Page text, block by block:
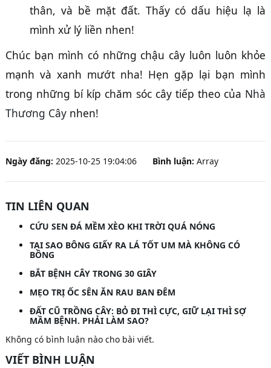
thân, và bề mặt đất. Thấy có dấu hiệu lạ là
mình xử lý liền nhen!
Chúc bạn mình có những chậu cây luôn luôn khỏe
mạnh và xanh mướt nha! Hẹn gặp lại bạn mình
trong những bí kíp chăm sóc cây tiếp theo của Nhà
Thương Cây nhen!
Ngày đăng: 2025-10-25 19:04:06 Bình luận: Array
TIN LIÊN QUAN
CỨU SEN ĐÁ MỀM XÈO KHI TRỜI QUÁ NÓNG
TẠI SAO BÔNG GIẤY RA LÁ TỐT UM MÀ KHÔNG CÓ
BÔNG
BẮT BỆNH CÂY TRONG 30 GIÂY
MẸO TRỊ ỐC SÊN ĂN RAU BAN ĐÊM
ĐẤT CŨ TRỒNG CÂY: BỎ ĐI THÌ CỰC, GIỮ LẠI THÌ SỢ
MẦM BỆNH. PHẢI LÀM SAO?
Không có bình luận nào cho bài viết.
VIẾT BÌNH LUẬN